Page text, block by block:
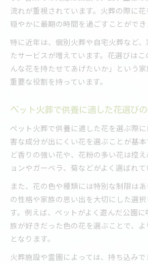
流れが重視されています。火葬の際に
穏やかに最期の時間を過ごすことができ
特に近年は、個別火葬や自宅火葬など
たサービスが増えています。花選びは
んな花を持たせてあげたいか」という
重要な役割を持っています。
ペット火葬で供養に適した花選び
ペット火葬で供養に適した花を選ぶ際
害な成分が出にくい花を選ぶことが基
ど香りの強い花や、花粉の多い花は控
ョンやガーベラ、菊などがよく選ばれて
また、花の色や種類には特別な制限は
の性格や家族の思い出を大切にした選
す。例えば、ペットがよく遊んだ公園
族が好きだった色の花を選ぶことで、
となります。
火葬施設や霊園によっては、持ち込み